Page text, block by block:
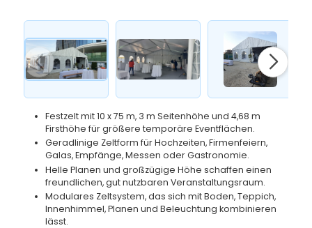
Festzelt mit 10 x 75 m, 3 m Seitenhöhe und 4,68 m
Firsthöhe für größere temporäre Eventflächen.
Geradlinige Zeltform für Hochzeiten, Firmenfeiern,
Galas, Empfänge, Messen oder Gastronomie.
Helle Planen und großzügige Höhe schaffen einen
freundlichen, gut nutzbaren Veranstaltungsraum.
Modulares Zeltsystem, das sich mit Boden, Teppich,
Innenhimmel, Planen und Beleuchtung kombinieren
lässt.